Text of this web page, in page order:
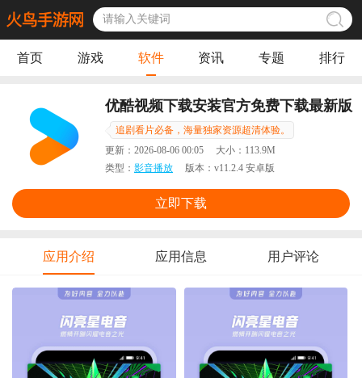
首页 游戏 软件 资讯 专题 排行
优酷视频下载安装官方免费下载最新版
追剧看片必备，海量独家资源超清体验。
更新： 2026-08-06 00:05 大小： 113.9M
类型： 影音播放 版本： v11.2.4 安卓版
立即下载
应用介绍 应用信息 用户评论